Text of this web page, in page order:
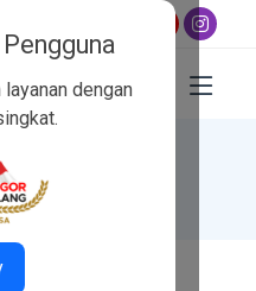
Dzuhur 12:02,Ashar
dengan